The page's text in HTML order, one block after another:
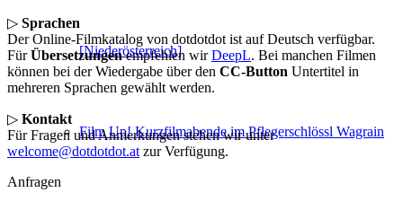
[Niederösterreich]
Film Up! Kurzfilmabende im Pflegerschlössl Wagrain
▷ Sprachen
Der Online-Filmkatalog von dotdotdot ist auf Deutsch verfügbar.
FürÜbersetzungenempfehlen wirDeepL. Bei manchen Filmen
können bei der Wiedergabe über den CC-Button Untertitel in
mehreren Sprachen gewählt werden.
▷ Kontakt
Für Fragen und Anmerkungen stehen wir unter
welcome@dotdotdot.at zur Verfügung.
Anfragen